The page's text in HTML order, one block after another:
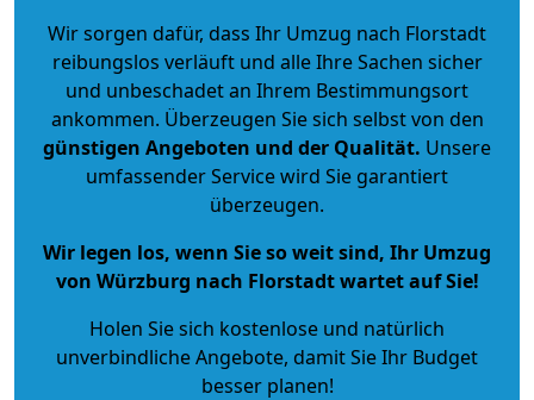
Wir sorgen dafür, dass Ihr Umzug nach Florstadt
reibungslos verläuft und alle Ihre Sachen sicher
und unbeschadet an Ihrem Bestimmungsort
ankommen. Überzeugen Sie sich selbst von den
günstigen Angeboten und der Qualität. Unsere
umfassender Service wird Sie garantiert
überzeugen.
Wir legen los, wenn Sie so weit sind, Ihr Umzug
von Würzburg nach Florstadt wartet auf Sie!
Holen Sie sich kostenlose und natürlich
unverbindliche Angebote, damit Sie Ihr Budget
besser planen!